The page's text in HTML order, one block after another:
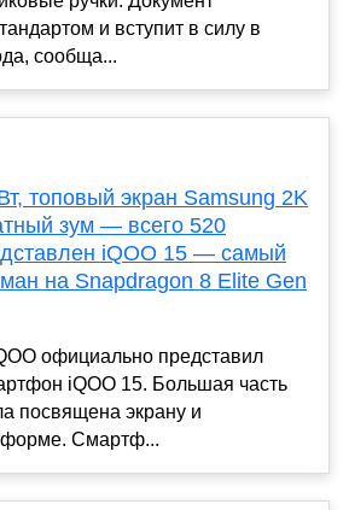
и вступит в силу в
сообща...
топовый экран Samsung 2K
зум — всего 520
iQOO 15 — самый
на Snapdragon 8 Elite Gen
официально представил
iQOO 15. Большая часть
посвящена экрану и
Смартф...